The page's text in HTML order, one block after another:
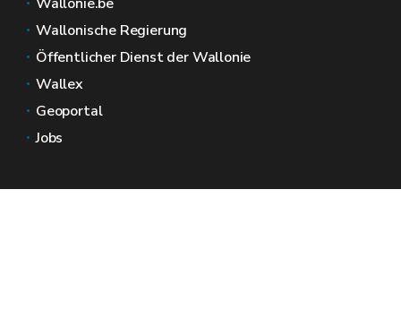
Wallonische Regierung
Öffentlicher Dienst der Wallonie
Wallex
Geoportal
Jobs